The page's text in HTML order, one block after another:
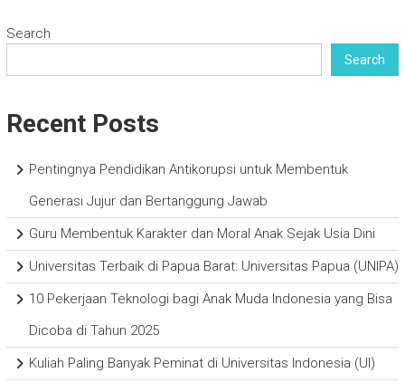
Search
Search
Recent Posts
Pentingnya Pendidikan Antikorupsi untuk Membentuk
Generasi Jujur dan Bertanggung Jawab
Guru Membentuk Karakter dan Moral Anak Sejak Usia Dini
Universitas Terbaik di Papua Barat: Universitas Papua (UNIPA)
10 Pekerjaan Teknologi bagi Anak Muda Indonesia yang Bisa
Dicoba di Tahun 2025
Kuliah Paling Banyak Peminat di Universitas Indonesia (UI)